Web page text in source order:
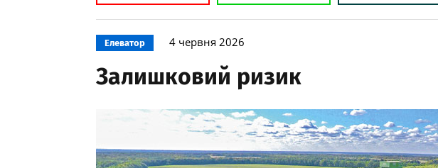
Елеватор 4 червня 2026
Залишковий ризик